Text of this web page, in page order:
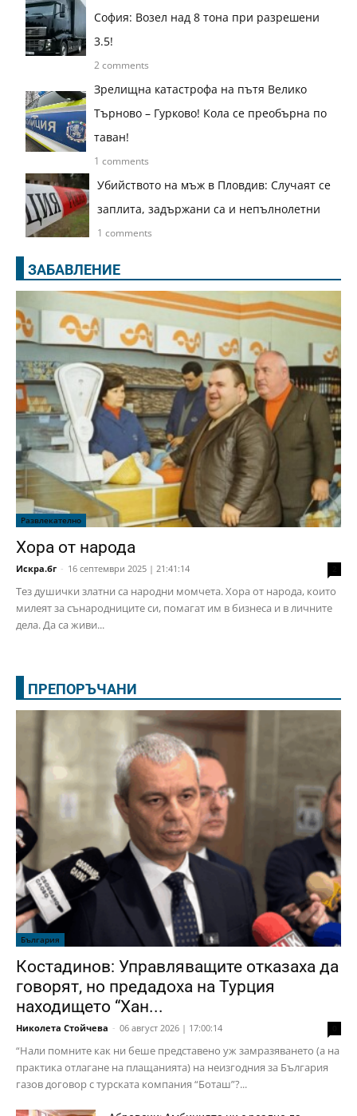
София: Возел над 8 тона при разрешени
3.5!
2 comments
Зрелищна катастрофа на пътя Велико
Търново – Гурково! Кола се преобърна по
таван!
1 comments
Убийството на мъж в Пловдив: Случаят се
заплита, задържани са и непълнолетни
1 comments
ЗАБАВЛЕНИЕ
Развлекателно
Хора от народа
Искра.бг - 16 септември 2025 | 21:41:14
Тез душички златни са народни момчета. Хора от народа, които
милеят за сънародниците си, помагат им в бизнеса и в личните
дела. Да са живи...
ПРЕПОРЪЧАНИ
България
Костадинов: Управляващите отказаха да
говорят, но предадоха на Турция
находището “Хан...
Николета Стойчева - 06 август 2026 | 17:00:14
“Нали помните как ни беше представено уж замразяването (а на
практика отлагане на плащанията) на неизгодния за България
газов договор с турската компания “Боташ”?...